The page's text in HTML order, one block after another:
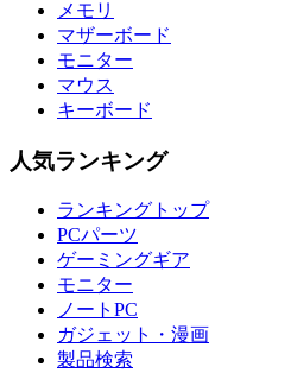
メモリ
マザーボード
モニター
マウス
キーボード
人気ランキング
ランキングトップ
PCパーツ
ゲーミングギア
モニター
ノートPC
ガジェット・漫画
製品検索